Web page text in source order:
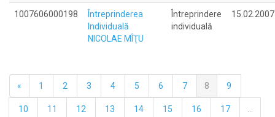
1007606000198
Întreprinderea
Individuală
NICOLAE MÎŢU
Întreprindere
individuală
15.02.2007
« 1 2 3 4 5 6 7 8 9
10 11 12 13 14 15 16 17